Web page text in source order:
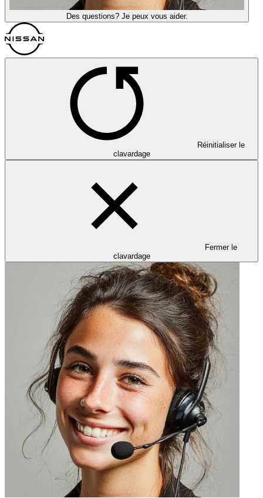
Des questions? Je peux vous aider.
Réinitialiser le
clavardage
Fermer le
clavardage